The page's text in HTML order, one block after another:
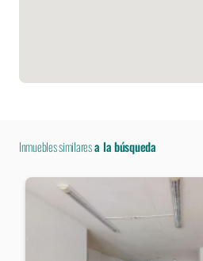
Inmuebles similaresa la búsqueda